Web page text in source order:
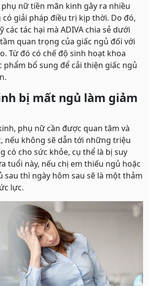
nữ tiền mãn kinh gây ra nhiều
giải pháp điều trị kịp thời. Do đó,
các tác hại mà ADIVA chia sẻ dưới
quan trọng của giấc ngủ đối với
Từ đó có chế độ sinh hoạt khoa
bổ sung để cải thiện giấc ngủ
bị mất ngủ làm giảm
phụ nữ cần được quan tâm và
nếu không sẽ dẫn tới những triệu
có cho sức khỏe, cụ thể là bị suy
tuổi này, nếu chị em thiếu ngủ hoặc
sau thì ngày hôm sau sẽ là một thảm
lực.